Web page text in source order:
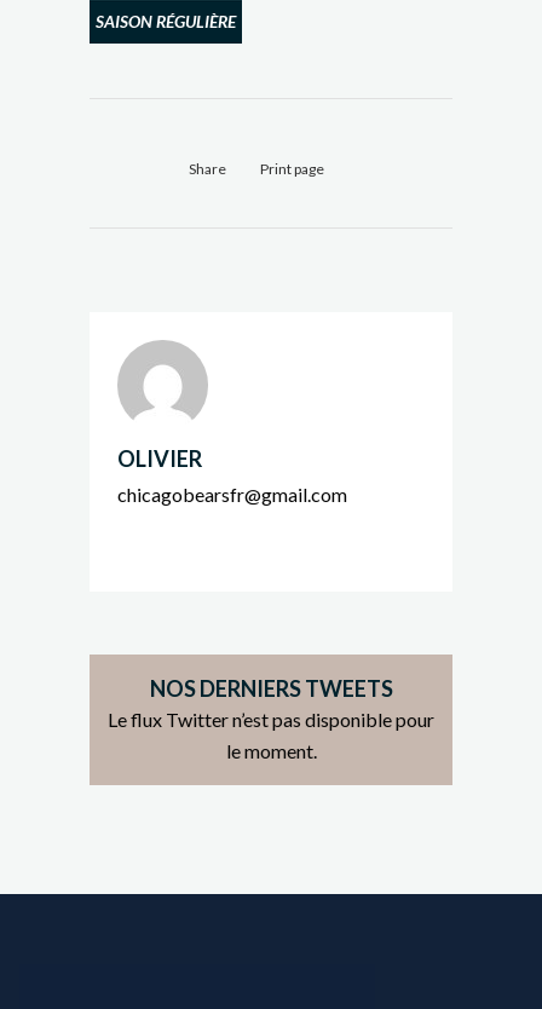
SAISON RÉGULIÈRE
Share Print page
OLIVIER
chicagobearsfr@gmail.com
NOS DERNIERS TWEETS
Le flux Twitter n’est pas disponible pour
le moment.